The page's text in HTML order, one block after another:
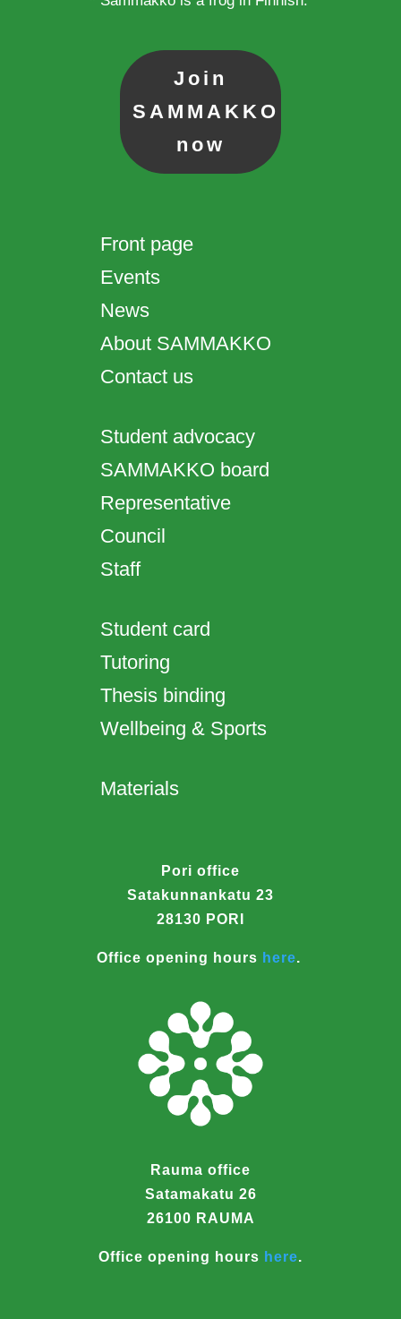
Join
SAMMAKKO
now
Front page
Events
News
About SAMMAKKO
Contact us
Student advocacy
SAMMAKKO board
Representative
Council
Staff
Student card
Tutoring
Thesis binding
Wellbeing & Sports
Materials
Pori office
Satakunnankatu 23
28130 PORI
Office opening hours here.
Rauma office
Satamakatu 26
26100 RAUMA
Office opening hours here.